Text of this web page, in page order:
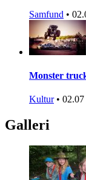
Samfund •
Monster
Kultur • 02.07
Galleri